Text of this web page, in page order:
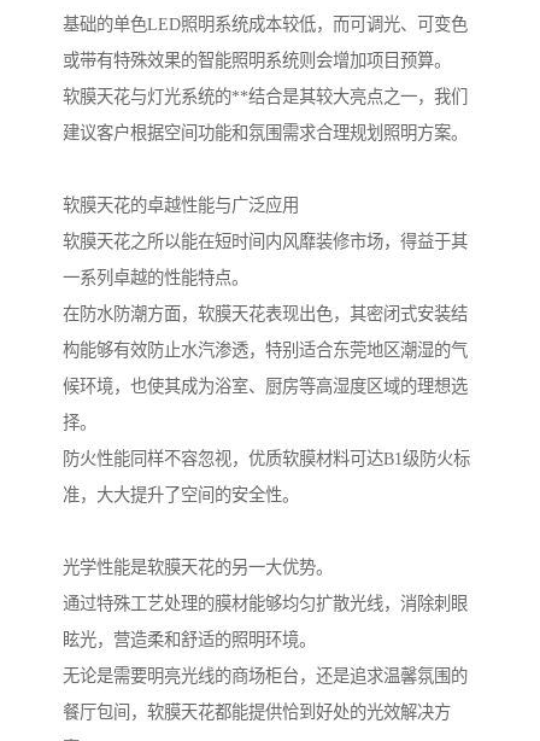
基础的单色LED照明系统成本较低，而可调光、可变色
或带有特殊效果的智能照明系统则会增加项目预算。
软膜天花与灯光系统的**结合是其较大亮点之一，我们
建议客户根据空间功能和氛围需求合理规划照明方案。
软膜天花的卓越性能与广泛应用
软膜天花之所以能在短时间内风靡装修市场，得益于其
一系列卓越的性能特点。
在防水防潮方面，软膜天花表现出色，其密闭式安装结
构能够有效防止水汽渗透，特别适合东莞地区潮湿的气
候环境，也使其成为浴室、厨房等高湿度区域的理想选
择。
防火性能同样不容忽视，优质软膜材料可达B1级防火标
准，大大提升了空间的安全性。
光学性能是软膜天花的另一大优势。
通过特殊工艺处理的膜材能够均匀扩散光线，消除刺眼
眩光，营造柔和舒适的照明环境。
无论是需要明亮光线的商场柜台，还是追求温馨氛围的
餐厅包间，软膜天花都能提供恰到好处的光效解决方